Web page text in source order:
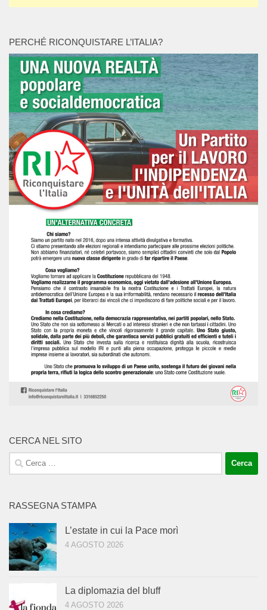
PERCHÉ RICONQUISTARE L’ITALIA?
CERCA NEL SITO
Ricerca
per:
RASSEGNA STAMPA
L’estate in cui la Pace morì
4 AGOSTO 2026
La diplomazia del bluff
4 AGOSTO 2026